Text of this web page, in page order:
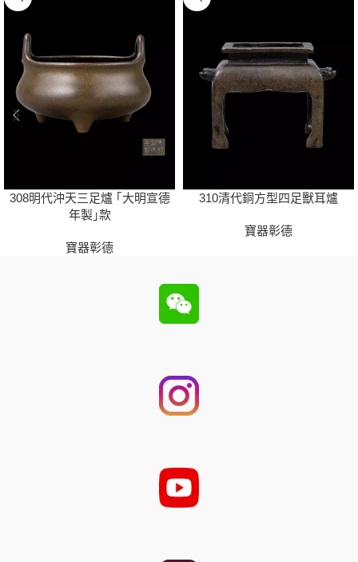
308明代沖天三足爐 ｢大明宣德
年製｣款
寶器彰德
310清代銅方型四足獸耳爐
寶器彰德